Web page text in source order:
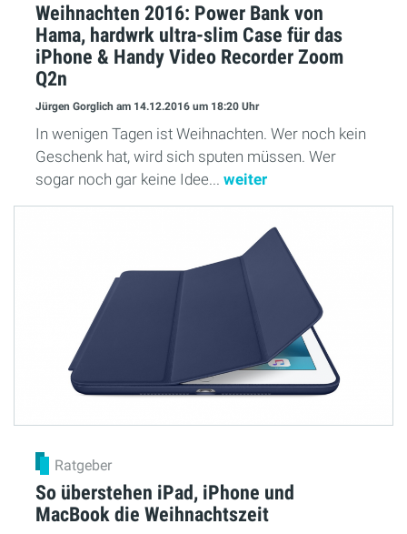
Weihnachten 2016: Power Bank von
Hama, hardwrk ultra-slim Case für das
iPhone & Handy Video Recorder Zoom
Q2n
Jürgen Gorglich am 14.12.2016 um 18:20 Uhr
In wenigen Tagen ist Weihnachten. Wer noch kein
Geschenk hat, wird sich sputen müssen. Wer
sogar noch gar keine Idee... weiter
Ratgeber
So überstehen iPad, iPhone und
MacBook die Weihnachtszeit